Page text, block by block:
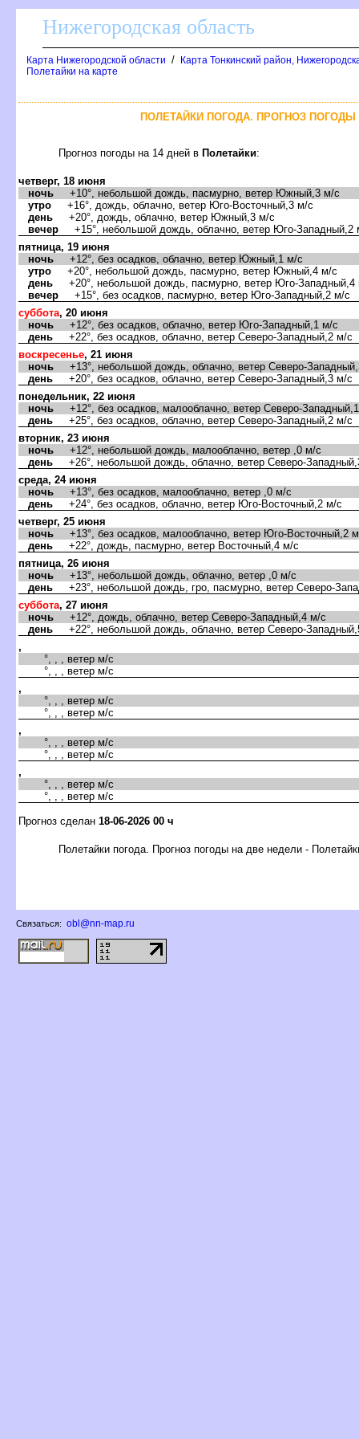
Нижегородская область
Карта Нижегородской области /
Карта Тонкинский район,
Полетайки на карте
ПОЛЕТАЙКИ ПОГОДА. ПРОГНОЗ ПОГОДЫ
Прогноз погоды на 14 дней Полетайки:
четверг, 18 июня
ночь +10°, небольшой дождь, пасмурно, ветер Южный,3 м/с
утро +16°, дождь, облачно, ветер Юго-Восточный,3 м/с
день +20°, дождь, облачно, ветер Южный,3 м/с
ечер +15°, небольшой дождь, облачно, ветер Юго-Западный,2
пятница, 19 июня
ночь +12°, без осадков, облачно, ветер Южный,1 м/с
утро +20°, небольшой дождь, пасмурно, ветер Южный,4 м/с
день +20°, небольшой дождь, пасмурно, ветер Юго-Западный,4
ечер +15°, без осадков, пасмурно, ветер Юго-Западный,2 м/с
суббота, 20 июня
ночь +12°, без осадков, облачно, ветер Юго-Западный,1 м/с
день +22°, без осадков, облачно, ветер Северо-Западный,2 м/с
оскресенье, 21 июня
ночь +13°, небольшой дождь, облачно, ветер Северо-
день +20°, без осадков, облачно, ветер Северо-Западный,3 м/с
понедельник, 22 июня
ночь +12°, без осадков, малооблачно, ветер Северо-
день +25°, без осадков, облачно, ветер Северо-Западный,2 м/с
торник, 23 июня
ночь +12°, небольшой дождь, малооблачно, ветер ,0 м/с
день +26°, небольшой дождь, облачно, ветер Северо-
среда, 24 июня
ночь +13°, без осадков, малооблачно, ветер ,0 м/с
день +24°, без осадков, облачно, ветер Юго-Восточный,2 м/с
четверг, 25 июня
ночь +13°, без осадков, малооблачно, ветер Юго-Восточный,2
день +22°, дождь, пасмурно, ветер Восточный,4 м/с
пятница, 26 июня
ночь +13°, небольшой дождь, облачно, ветер ,0 м/с
день +23°, небольшой дождь, гро, пасмурно, ветер Северо-
суббота, 27 июня
ночь +12°, дождь, облачно, ветер Северо-Западный,4 м/с
день +22°, небольшой дождь, облачно, ветер Северо-
,
°, , , ветер м/с
°, , , ветер м/с
,
°, , , ветер м/с
°, , , ветер м/с
,
°, , , ветер м/с
°, , , ветер м/с
,
°, , , ветер м/с
°, , , ветер м/с
Прогноз сделан 18-06-2026 00 ч
Полетайки погода. Прогноз погоды на две недели -
Связаться: obl@nn-map.ru